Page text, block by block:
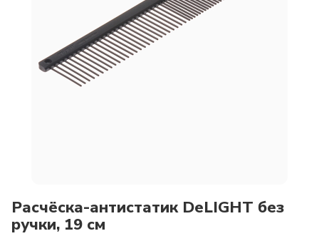
Расчёска-антистатик DeLIGHT без
ручки, 19 см